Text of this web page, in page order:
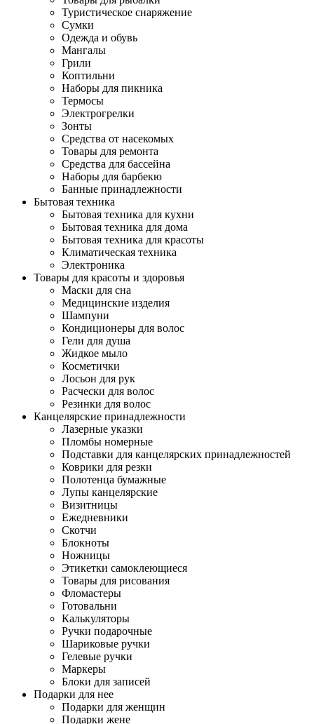
Туристическое снаряжение
Сумки
Одежда и обувь
Мангалы
Грили
Коптильни
Наборы для пикника
Термосы
Электрогрелки
Зонты
Средства от насекомых
Товары для ремонта
Средства для бассейна
Наборы для барбекю
Банные принадлежности
Бытовая техника
Бытовая техника для кухни
Бытовая техника для дома
Бытовая техника для красоты
Климатическая техника
Электроника
Товары для красоты и здоровья
Маски для сна
Медицинские изделия
Шампуни
Кондиционеры для волос
Гели для душа
Жидкое мыло
Косметички
Лосьон для рук
Расчески для волос
Резинки для волос
Канцелярские принадлежности
Лазерные указки
Пломбы номерные
Подставки для канцелярских принадлежностей
Коврики для резки
Полотенца бумажные
Лупы канцелярские
Визитницы
Ежедневники
Скотчи
Блокноты
Ножницы
Этикетки самоклеющиеся
Товары для рисования
Фломастеры
Готовальни
Калькуляторы
Ручки подарочные
Шариковые ручки
Гелевые ручки
Маркеры
Блоки для записей
Подарки для нее
Подарки для женщин
Подарки жене